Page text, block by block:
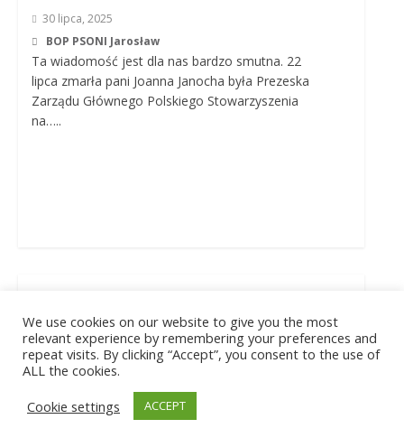
30 lipca, 2025
BOP PSONI Jarosław
Ta wiadomość jest dla nas bardzo smutna. 22
lipca zmarła pani Joanna Janocha była Prezeska
Zarządu Głównego Polskiego Stowarzyszenia
na…..
Kołaczkowska…
Wspomnienie audycji
nagranej z Kabaretem HRABI
17 lipca, 2025
We use cookies on our website to give you the most
relevant experience by remembering your preferences and
repeat visits. By clicking “Accept”, you consent to the use of
ALL the cookies.
Cookie settings
ACCEPT